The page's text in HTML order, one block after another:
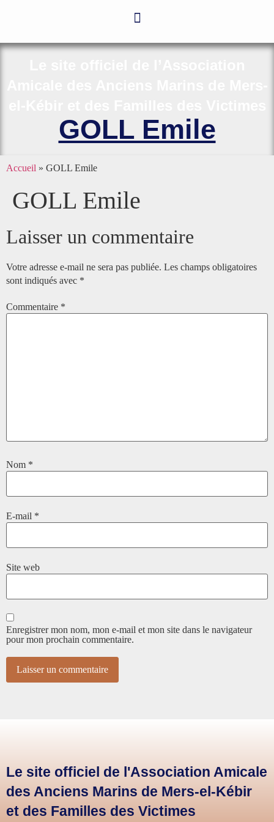
GOLL Emile
Accueil » GOLL Emile
GOLL Emile
Laisser un commentaire
Votre adresse e-mail ne sera pas publiée. Les champs obligatoires
sont indiqués avec *
Commentaire *
Nom *
E-mail *
Site web
Enregistrer mon nom, mon e-mail et mon site dans le navigateur
pour mon prochain commentaire.
Le site officiel de l'Association Amicale
des Anciens Marins de Mers-el-Kébir
et des Familles des Victimes